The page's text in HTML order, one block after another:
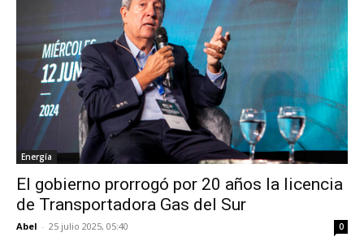
Energía
El gobierno prorrogó por 20 años la licencia
de Transportadora Gas del Sur
Abel - 25 julio 2025, 05:40 0